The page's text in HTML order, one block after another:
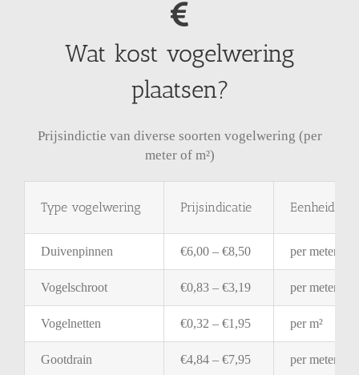
Wat kost vogelwering
plaatsen?
Prijsindictie van diverse soorten vogelwering (per
meter of m²)
Type vogelwering Prijsindicatie Eenheid
Duivenpinnen €6,00 – €8,50 permeter
Vogelschroot €0,83 – €3,19 permeter
Vogelnetten €0,32 – €1,95 perm²
Gootdrain €4,84 – €7,95 permeter